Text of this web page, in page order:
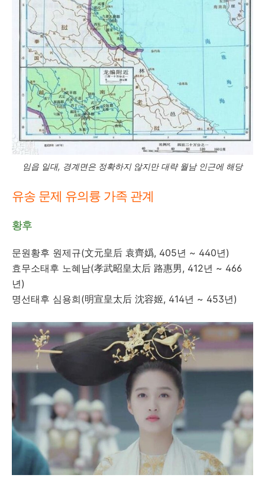
임읍 일대, 경계면은 정확하지 않지만 대략 월남 인근에 해당
유송 문제 유의륭 가족 관계
황후
문원황후 원제규(文元皇后 袁齊嬀, 405년 ~ 440년)
효무소태후 노혜남(孝武昭皇太后 路惠男, 412년 ~ 466
년)
명선태후 심용희(明宣皇太后 沈容姬, 414년 ~ 453년)